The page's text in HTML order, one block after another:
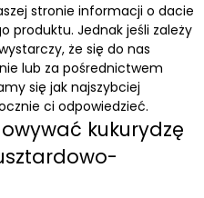
stronie informacji o dacie
produktu. Jednak jeśli zależy
że się do nas
lub za pośrednictwem
się jak najszybciej
ci odpowiedzieć.
kukurydzę